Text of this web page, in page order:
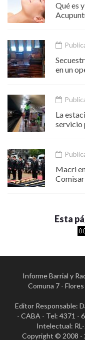
Qué es
en un
La
servicio
Macri
Esta
Informe Barrial y
Comuna 7 -
Editor Responsable:
- CABA - Tel: 4371 -
Intelectual:
Copyright © 2008 -